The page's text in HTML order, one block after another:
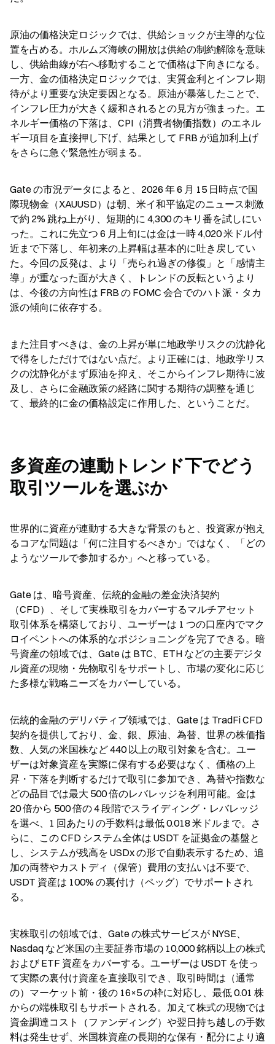
原油の価格決定ロジックでは、供給ショックが主導的な位
置を占める。ホルムズ海峡の開放は供給の制約解除を意味
し、供給曲線が右へ移動することで価格は下向きになる。
一方、金の価格決定ロジックでは、実質金利とインフレ期
待がより重要な決定要因となる。原油が暴落したことで、
インフレ圧力が大きく緩和されるとの見方が強まった。エ
ネルギー価格の下落は、CPI（消費者物価指数）のエネル
ギー項目を直接押し下げ、結果として FRB が追加利上げ
をさらに急ぐ緊急性が弱まる。
Gate の市況データによると、2026 年 6 月 15 日時点で国
際現物金（XAUUSD）は朝、米イ和平協定のニュース刺激
で約 2% 跳ね上がり、短期的に 4,300 のキリ番を試しにい
った。これに先立つ 6 月上旬には金は一時 4,020 米ドル付
近まで下落し、年初来の上昇幅は基本的に吐き戻してい
た。今回の反発は、より「売られ過ぎの修復」と「感情主
導」が重なった面が大きく、トレンドの反転というより
は、今後の方向性は FRB の FOMC 会合でのハト派・タカ
派の傾向に依存する。
また注目すべきは、金の上昇が単に地政学リスクの沈静化
で得をしただけではない点だ。より正確には、地政学リス
クの沈静化がまず原油を抑え、そこからインフレ期待に波
及し、さらに金融政策の経路に関する期待の調整を通じ
て、最終的に金の価格設定に作用した、ということだ。
多資産の連動トレンド下でどう
取引ツールを選ぶか
世界的に資産が連動する大きな背景のもと、投資家が抱え
るコアな問題は「何に注目するべきか」ではなく、「どの
ようなツールで参加するか」へと移っている。
Gate は、暗号資産、伝統的金融の差金決済契約
（CFD）、そして実株取引をカバーするマルチアセット
取引体系を構築しており、ユーザーは 1 つの口座内でマク
ロイベントへの体系的なポジショニングを完了できる。暗
号資産の領域では、Gate は BTC、ETH などの主要デジタ
ル資産の現物・先物取引をサポートし、市場の変化に応じ
た多様な戦略ニーズをカバーしている。
伝統的金融のデリバティブ領域では、Gate は TradFi CFD
契約を提供しており、金、銀、原油、為替、世界の株価指
数、人気の米国株など 440 以上の取引対象を含む。ユー
ザーは対象資産を実際に保有する必要はなく、価格の上
昇・下落を判断するだけで取引に参加でき、為替や指数な
どの品目では最大 500 倍のレバレッジを利用可能。金は
20 倍から 500 倍の 4 段階でスライディング・レバレッジ
を選べ、1 回あたりの手数料は最低 0.018 米ドルまで。さ
らに、この CFD システム全体は USDT を証拠金の基盤と
し、システムが残高を USDx の形で自動表示するため、追
加の両替やカストディ（保管）費用の支払いは不要で、
USDT 資産は 100% の裏付け（ペッグ）でサポートされ
る。
実株取引の領域では、Gate の株式サービスが NYSE、
Nasdaq など米国の主要証券市場の 10,000 銘柄以上の株式
および ETF 資産をカバーする。ユーザーは USDT を使っ
て実際の裏付け資産を直接取引でき、取引時間は（通常
の）マーケット前・後の 16×5 の枠に対応し、最低 0.01 株
からの端株取引もサポートされる。加えて株式の現物では
資金調達コスト（ファンディング）や翌日持ち越しの手数
料は発生せず、米国株資産の長期的な保有・配分により適